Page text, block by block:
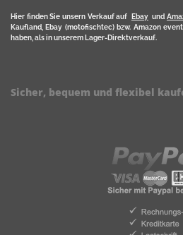
Hier finden Sie unsern Verkauf auf Ebayund
Kaufland, Ebay (motofischtec) bzw. Amazon
haben, als in unserem Lager-Direktverkauf.
Sicher, bequem und flexibel